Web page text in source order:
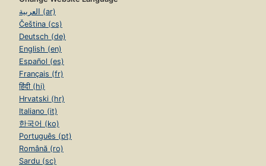
العربية (ar)
Čeština (cs)
Deutsch (de)
English (en)
Español (es)
Français (fr)
हिंदी (hi)
Hrvatski (hr)
Italiano (it)
한국어 (ko)
Português (pt)
Română (ro)
Sardu (sc)